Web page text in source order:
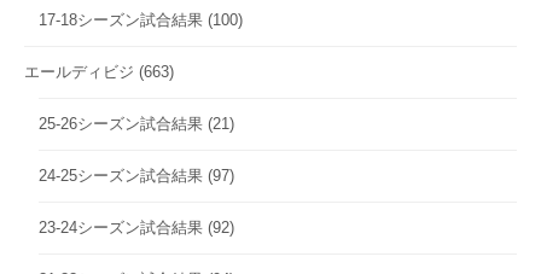
17-18シーズン試合結果 (100)
エールディビジ (663)
25-26シーズン試合結果 (21)
24-25シーズン試合結果 (97)
23-24シーズン試合結果 (92)